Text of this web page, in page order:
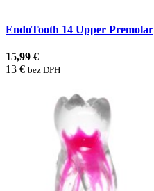
EndoTooth 14 Upper Premolar
15,99 €
13 € bez DPH